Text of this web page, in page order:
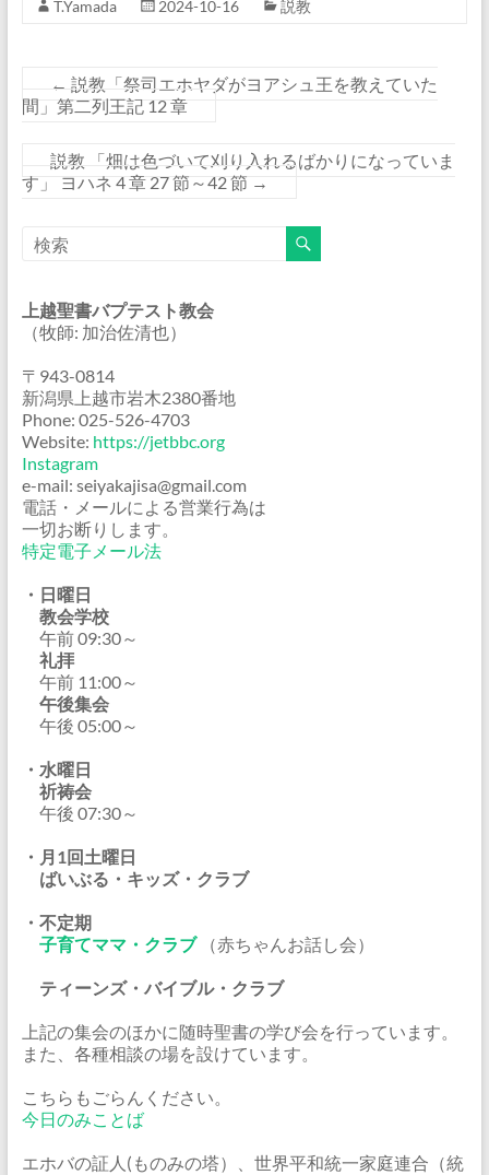
T.Yamada 2024-10-16 説教
← 説教「祭司エホヤダがヨアシュ王を教えていた
間」第二列王記 12 章
説教 「畑は色づいて刈り入れるばかりになっていま
す」 ヨハネ 4 章 27 節～42 節 →
上越聖書バプテスト教会
（牧師: 加治佐清也）
〒943-0814
新潟県上越市岩木2380番地
Phone: 025-526-4703
Website: https://jetbbc.org
Instagram
e-mail: seiyakajisa@gmail.com
電話・メールによる営業行為は
一切お断りします。
特定電子メール法
・日曜日
教会学校
午前 09:30～
礼拝
午前 11:00～
午後集会
午後 05:00～
・水曜日
祈祷会
午後 07:30～
・月1回土曜日
ばいぶる・キッズ・クラブ
・不定期
子育てママ・クラブ（赤ちゃんお話し会）
ティーンズ・バイブル・クラブ
上記の集会のほかに随時聖書の学び会を行っています。
また、各種相談の場を設けています。
こちらもごらんください。
今日のみことば
エホバの証人(ものみの塔）、世界平和統一家庭連合（統